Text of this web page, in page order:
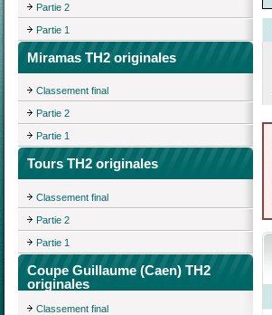
Partie 2
Partie 1
Miramas TH2 originales
Classement final
Partie 2
Partie 1
Tours TH2 originales
Classement final
Partie 2
Partie 1
Coupe Guillaume (Caen) TH2
originales
Classement final